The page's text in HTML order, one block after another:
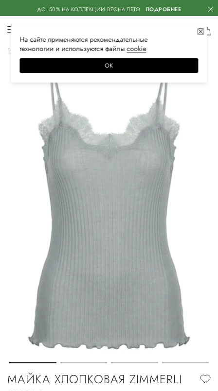
ДО -50% НА КОЛЛЕКЦИИ ВЕСНА-ЛЕТО ПОДРОБНЕЕ
Главная Женская Нижнее белье Одежда для дома
МАЙКА ХЛОПКОВАЯ ZIMMERLI
На сайте применяются рекомендательные
технологии и используются файлысооkiе
ОК